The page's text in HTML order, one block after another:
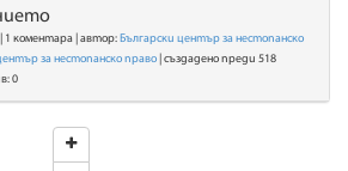
| 1 коментара | автор: Български център за нестопанско
за нестопанско право | създадено преди 518
0